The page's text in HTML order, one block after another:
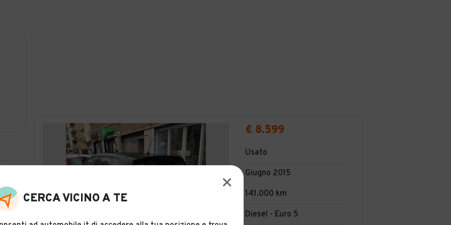
€ 8.599
Usato
Giugno 2015
141.000 km
Diesel - Euro 5
CERCA VICINO A TE